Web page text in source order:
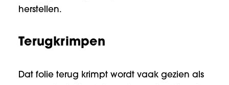
herstellen.
Terugkrimpen
Dat folie terug krimpt wordt vaak gezien als